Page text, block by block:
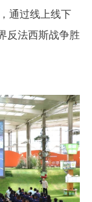
通过线上线下
反法西斯战争胜